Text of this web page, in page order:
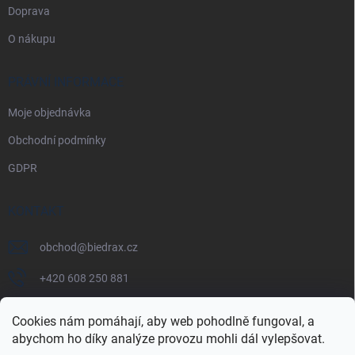
Cookies nám pomáhají, aby web pohodlně fungoval, a
abychom ho díky analýze provozu mohli dál vylepšovat.
Doprava
O nákupu
PRÁVNÍ INFORMACE
Moje objednávka
Obchodní podmínky
GDPR
KONTAKT
obchod@biedrax.cz
+420 608 250 881